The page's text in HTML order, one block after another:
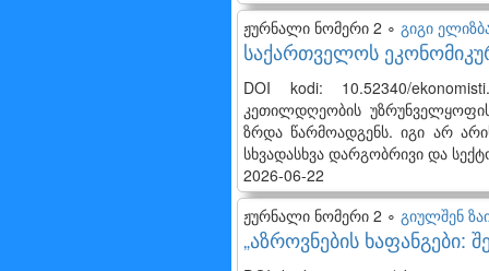
ჟურნალი ნომერი 2 ∘ გიგი
საქართველოს
DOI kodi: 10.52340/
კეთილდღეობის
ზრდა წარმოადგენს. იგი არ
სხვადასხვა დარგობრივი და
2026-06-22
ჟურნალი ნომერი 2 ∘ გიულშენ
„აზროვნების ხაფანგები: